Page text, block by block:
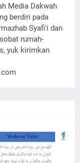
Media Dakwah
berdiri pada
Syafi'i dan
rumah-
yuk kirimkan